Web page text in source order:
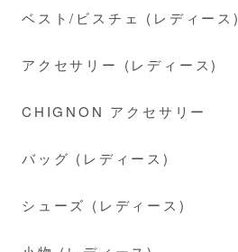
ベスト/ビスチェ (レディース)
アクセサリー (レディース)
CHIGNON アクセサリー
バッグ (レディース)
シューズ (レディース)